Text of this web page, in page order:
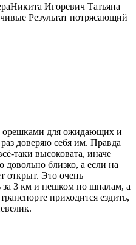
Игоревич Татьяна
Результат потрясающий
орешками для ожидающих и
доверяю себя им. Правда
таки высоковата, иначе
близко, а если на
открыт. Это очень
3 км и пешком по шпалам, а
приходится ездить,